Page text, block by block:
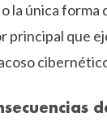
la única forma
principal que